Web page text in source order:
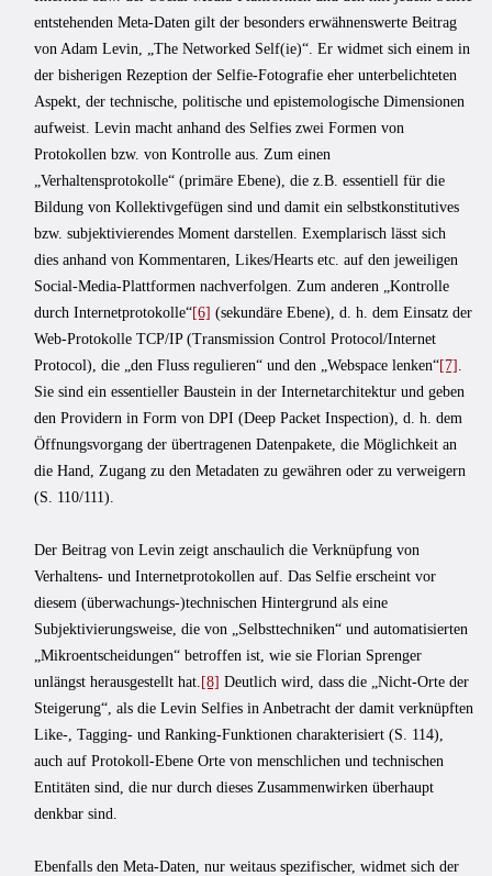
entstehenden Meta-Daten gilt der besonders erwähnenswerte Beitrag
von Adam Levin, „The Networked Self(ie)“. Er widmet sich einem in
der bisherigen Rezeption der Selfie-Fotografie eher unterbelichteten
Aspekt, der technische, politische und epistemologische Dimensionen
aufweist. Levin macht anhand des Selfies zwei Formen von
Protokollen bzw. von Kontrolle aus. Zum einen
„Verhaltensprotokolle“ (primäre Ebene), die z.B. essentiell für die
Bildung von Kollektivgefügen sind und damit ein selbstkonstitutives
bzw. subjektivierendes Moment darstellen. Exemplarisch lässt sich
dies anhand von Kommentaren, Likes/Hearts etc. auf den jeweiligen
Social-Media-Plattformen nachverfolgen. Zum anderen „Kontrolle
durch Internetprotokolle“[6] (sekundäre Ebene), d. h. dem Einsatz der
Web-Protokolle TCP/IP (Transmission Control Protocol/Internet
Protocol), die „den Fluss regulieren“ und den „Webspace lenken“[7]
Sie sind ein essentieller Baustein in der Internetarchitektur und geben
den Providern in Form von DPI (Deep Packet Inspection), d. h. dem
Öffnungsvorgang der übertragenen Datenpakete, die Möglichkeit an
die Hand, Zugang zu den Metadaten zu gewähren oder zu verweigern
(S. 110/111).
Der Beitrag von Levin zeigt anschaulich die Verknüpfung von
Verhaltens- und Internetprotokollen auf. Das Selfie erscheint vor
diesem (überwachungs-)technischen Hintergrund als eine
Subjektivierungsweise, die von „Selbsttechniken“ und automatisierten
„Mikroentscheidungen“ betroffen ist, wie sie Florian Sprenger
unlängst herausgestellt hat. [8] Deutlich wird, dass die „Nicht-Orte der
Steigerung“, als die Levin Selfies in Anbetracht der damit verknüpften
Like-, Tagging- und Ranking-Funktionen charakterisiert (S. 114),
auch auf Protokoll-Ebene Orte von menschlichen und technischen
Entitäten sind, die nur durch dieses Zusammenwirken überhaupt
denkbar sind.
Ebenfalls den Meta-Daten, nur weitaus spezifischer, widmet sich der